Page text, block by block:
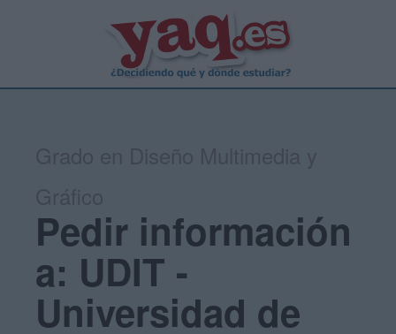
Pedir información
a: UDIT -
Universidad de